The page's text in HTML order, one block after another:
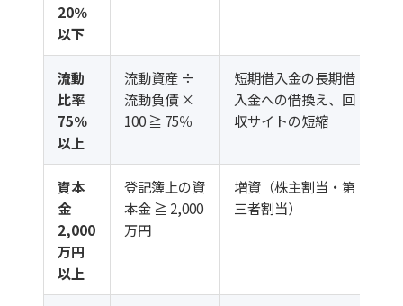
20％
以下
流動
比率
75％
以上
流動資産 ÷
流動負債 ×
100 ≧ 75％
短期借入金の長期借
入金への借換え、回
収サイトの短縮
資本
金
2,000
万円
以上
登記簿上の資
本金 ≧ 2,000
万円
増資（株主割当・第
三者割当）